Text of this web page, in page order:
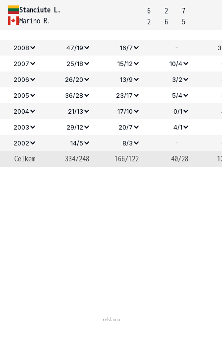
Stanciute L.
Marino R.
6
2
2
6
7
5
2008 47/19 16/7 -
2007
25/18 15/12 10/4
2006
26/20 13/9 3/2
2005
36/28 23/17 5/4
2004
21/13 17/10 0/1
2003
29/12 20/7 4/1
2002
14/5 8/3 -
Celkem 334/248 166/122 40/28